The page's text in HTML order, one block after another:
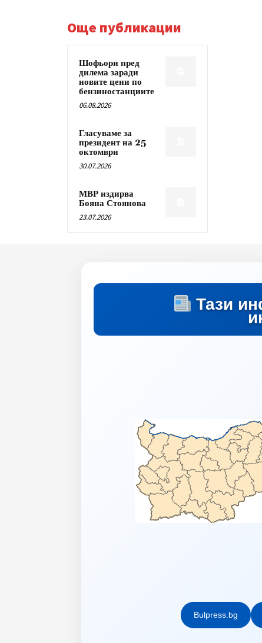
Още публикации
Шофьори пред
дилема заради
новите цени по
бензиностанциите
06.08.2026
Гласуваме за
президент на 25
октомври
30.07.2026
МВР издирва
Бояна Стоянова
23.07.2026
Тази
Bulpress.bg